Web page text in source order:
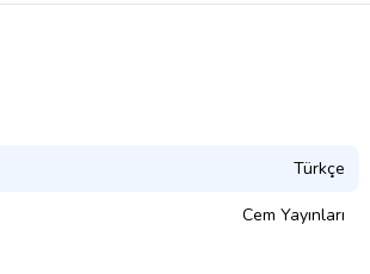
Türkçe
Cem Yayınları